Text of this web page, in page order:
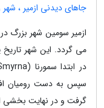
جاهای دیدنی ازمیر ، شهر
ازمیر سومین شهر بزرگ
می گردد. این شهر
سپس به دست رومیان
گرفت و در نهایت بخشی